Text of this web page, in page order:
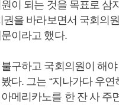
이 되는 것을 목표로 삼
을 바라보면서 국회의
이라고 했다.
구하고 국회의원이 해야
다. 그는 “지나가다 우연
메리카노를 한 잔 사 주